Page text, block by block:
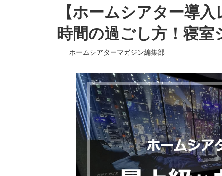
【ホームシアター導
時間の過ごし方！寝
ホームシアターマガジン編集部